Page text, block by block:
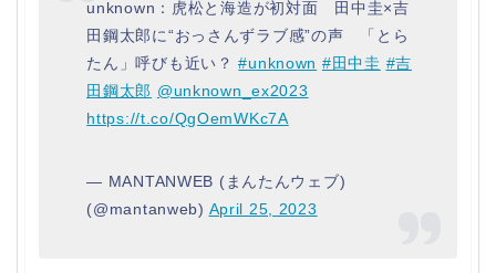
unknown：虎松と海造が初対面 田中圭×吉
田鋼太郎に“おっさんずラブ感”の声 「とら
たん」呼びも近い？#unknown #田中圭 #吉
田鋼太郎 @unknown_ex2023
https://t.co/QgOemWKc7A
— MANTANWEB (まんたんウェブ)
(@mantanweb) April 25, 2023